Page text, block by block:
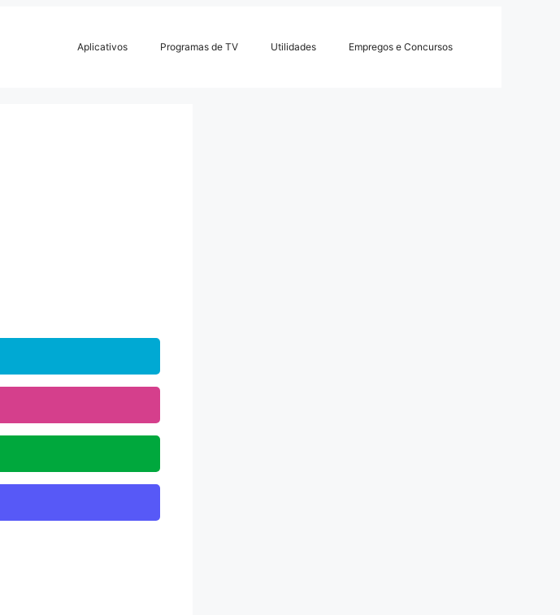
Aplicativos Programas de TV Utilidades Empregos e Concursos